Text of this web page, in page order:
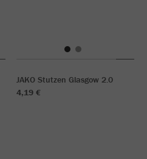
JAKO Stutzen Glasgow 2.0
4,19 €